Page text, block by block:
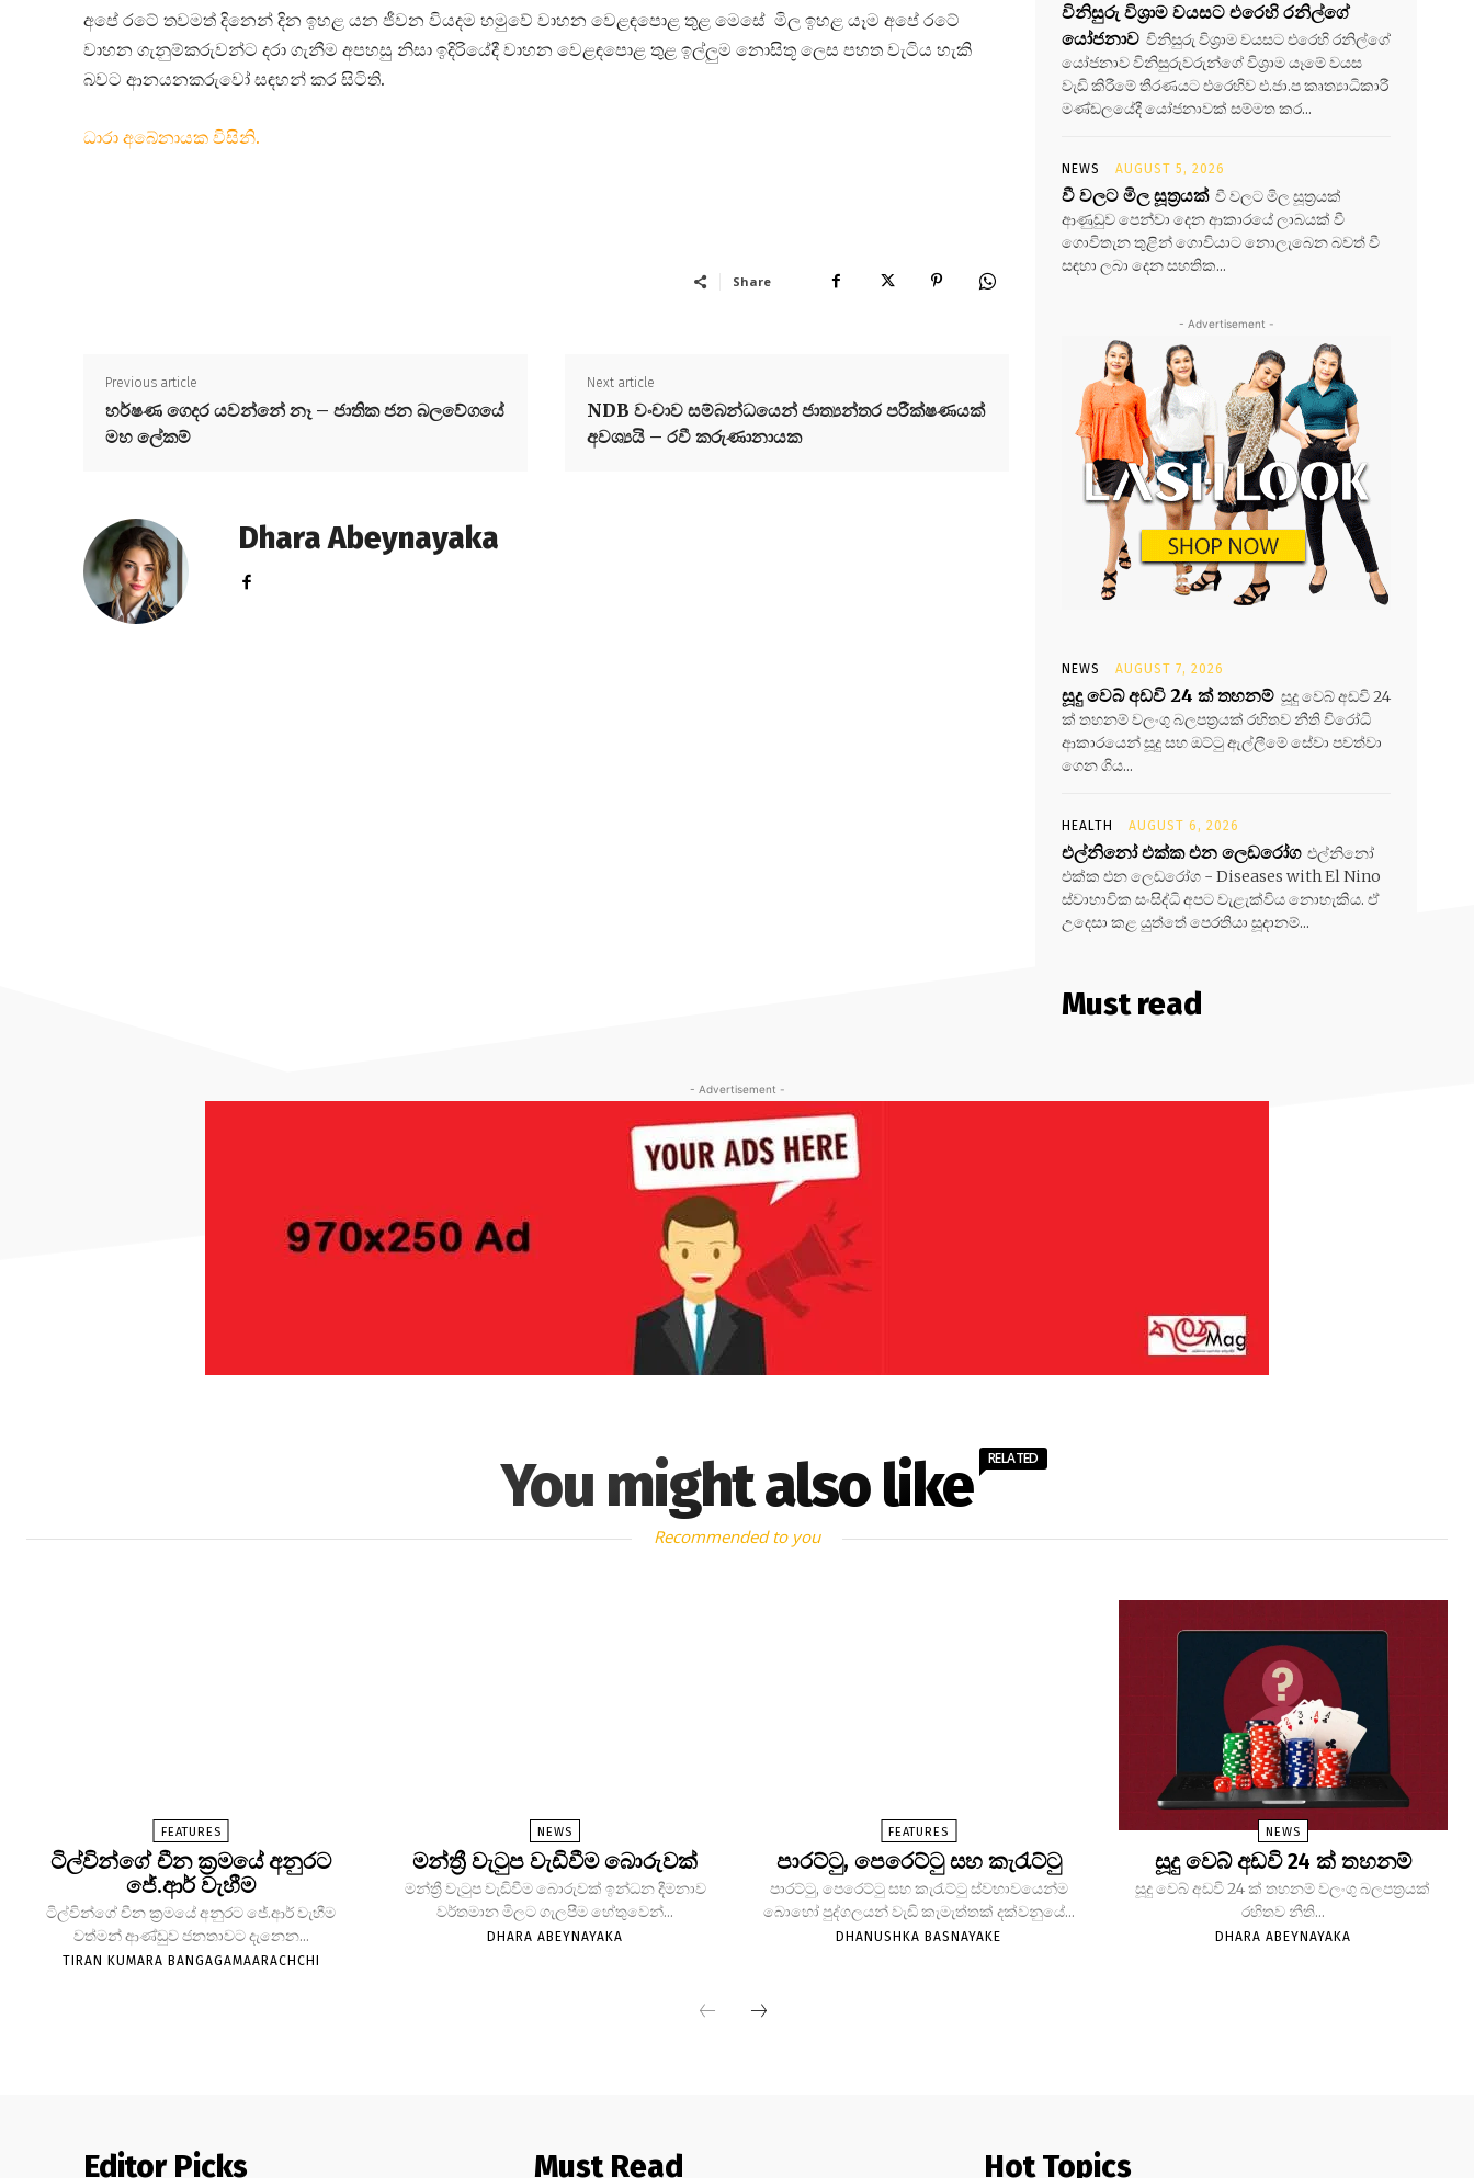
අපේ රටේ තවමත් දිනෙන් දින ඉහළ යන ජීවන වියදම හමුවේ වාහන වෙළඳපොළ තුළ මෙසේ මිල ඉහළ යෑම අපේ රටේ
වාහන ගැනුම්කරුවන්ට දරා ගැනීම අපහසු නිසා ඉදිරියේදී වාහන වෙළඳපොළ තුළ ඉල්ලුම නොසිතූ ලෙස පහත වැටිය හැකි
බවට ආනයනකරුවෝ සඳහන් කර සිටිති.
ධාරා අබේනායක විසිනි.
Share
Previous article
හර්ෂණ ගෙදර යවන්නේ නෑ – ජාතික ජන බලවේගයේ
මහ ලේකම්
Next article
NDB වංචාව සම්බන්ධයෙන් ජාත්‍යන්තර පරීක්ෂණයක්
අවශ්‍යයි – රවී කරුණානායක
Dhara Abeynayaka
විනිසුරු විශ්‍රාම වයසට එරෙහි රනිල්ගේ
යෝජනාව විනිසුරු විශ්‍රාම වයසට එරෙහි රනිල්ගේ
යෝජනාව විනිසුරුවරුන්ගේ විශ්‍රාම යෑමේ වයස
වැඩි කිරීමේ තීරණයට එරෙහිව එ.ජා.ප කෘත්‍යාධිකාරී
මණ්ඩලයේදී යෝජනාවක් සම්මත කර...
NEWS AUGUST 5, 2026
වී වලට මිල සූත්‍රයක් වී වලට මිල සූත්‍රයක්
ආණුඩුව පෙන්වා දෙන ආකාරයේ ලාබයක් වී
ගොවිතැන තුළින් ගොවියාට නොලැබෙන බවත් වී
සඳහා ලබා දෙන සහතික...
- Advertisement -
NEWS AUGUST 7, 2026
සූදු වෙබ් අඩවි 24 ක් තහනම් සූදු වෙබ් අඩවි 24
ක් තහනම් වලංගු බලපත්‍රයක් රහිතව නීති විරෝධි
ආකාරයෙන් සූදු සහ ඔට්ටු ඇල්ලීමේ සේවා පවත්වා
ගෙන ගිය...
HEALTH AUGUST 6, 2026
එල්නිනෝ එක්ක එන ලෙඩරෝග එල්නිනෝ
එක්ක එන ලෙඩරෝග - Diseases with El Nino
ස්වාභාවික සංසිද්ධි අපට වැළැක්විය නොහැකිය. ඒ
උදෙසා කළ යුත්තේ පෙරතියා සූදානම්...
Must read
- Advertisement -
You might also like RELATED
Recommended to you
FEATURES
ටිල්වින්ගේ චීන ක්‍රමයේ අනුරට
ජේ.ආර් වැහීම
ටිල්වින්ගේ චීන ක්‍රමයේ අනුරට ජේ.ආර් වැහීම
වත්මන් ආණ්ඩුව ජනතාවට දැනෙන...
TIRAN KUMARA BANGAGAMAARACHCHI
NEWS
මන්ත්‍රී වැටුප වැඩිවීම බොරුවක්
මන්ත්‍රී වැටුප වැඩිවීම බොරුවක් ඉන්ධන දීමනාව
වර්තමාන මිලට ගැලපීම හේතුවෙන්...
DHARA ABEYNAYAKA
FEATURES
පාරට්ටු, පෙරෙට්ටු සහ කැරැට්ටු
පාරට්ටු, පෙරෙට්ටු සහ කැරැට්ටු ස්වභාවයෙන්ම
බොහෝ පුද්ගලයන් වැඩි කැමැත්තක් දක්වනුයේ...
DHANUSHKA BASNAYAKE
NEWS
සූදු වෙබ් අඩවි 24 ක් තහනම්
සූදු වෙබ් අඩවි 24 ක් තහනම් වලංගු බලපත්‍රයක්
රහිතව නීති...
DHARA ABEYNAYAKA
Editor Picks Must Read Hot Topics